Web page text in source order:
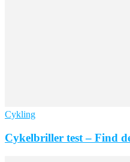
Cykling
Cykelbriller test – Find